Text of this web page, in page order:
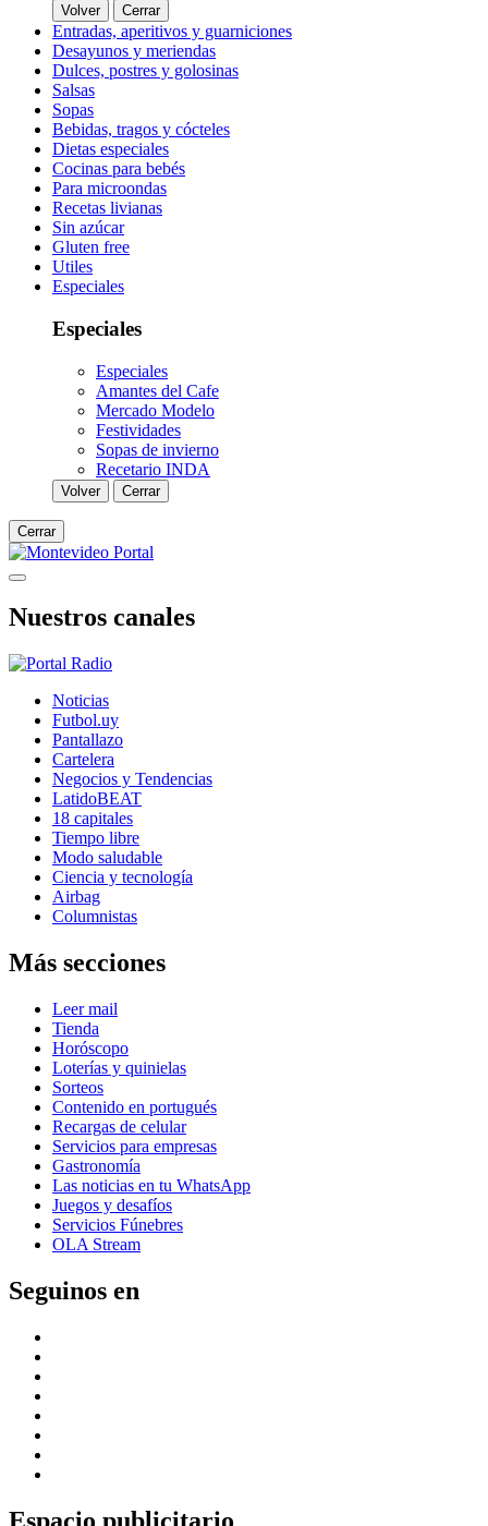
Volver Cerrar
Entradas, aperitivos y guarniciones
Desayunos y meriendas
Dulces, postres y golosinas
Salsas
Sopas
Bebidas, tragos y cócteles
Dietas especiales
Cocinas para bebés
Para microondas
Recetas livianas
Sin azúcar
Gluten free
Utiles
Especiales
Especiales
Especiales
Amantes del Cafe
Mercado Modelo
Festividades
Sopas de invierno
Recetario INDA
Volver Cerrar
Cerrar
Nuestros canales
Noticias
Futbol.uy
Pantallazo
Cartelera
Negocios y Tendencias
LatidoBEAT
18 capitales
Tiempo libre
Modo saludable
Ciencia y tecnología
Airbag
Columnistas
Más secciones
Leer mail
Tienda
Horóscopo
Loterías y quinielas
Sorteos
Contenido en portugués
Recargas de celular
Servicios para empresas
Gastronomía
Las noticias en tu WhatsApp
Juegos y desafíos
Servicios Fúnebres
OLA Stream
Seguinos en